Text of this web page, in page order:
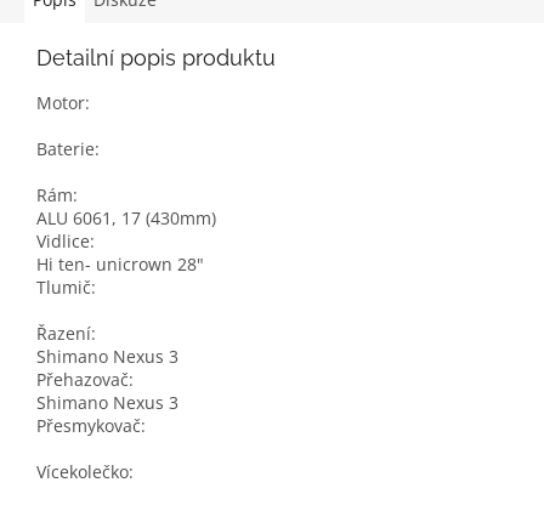
Detailní popis produktu
Motor:
Baterie:
Rám:
ALU 6061, 17 (430mm)
Vidlice:
Hi ten- unicrown 28"
Tlumič:
Řazení:
Shimano Nexus 3
Přehazovač:
Shimano Nexus 3
Přesmykovač:
Vícekolečko: